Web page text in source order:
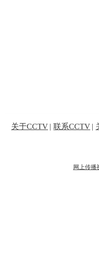
关于CCTV | 联系CCTV |
网上传播